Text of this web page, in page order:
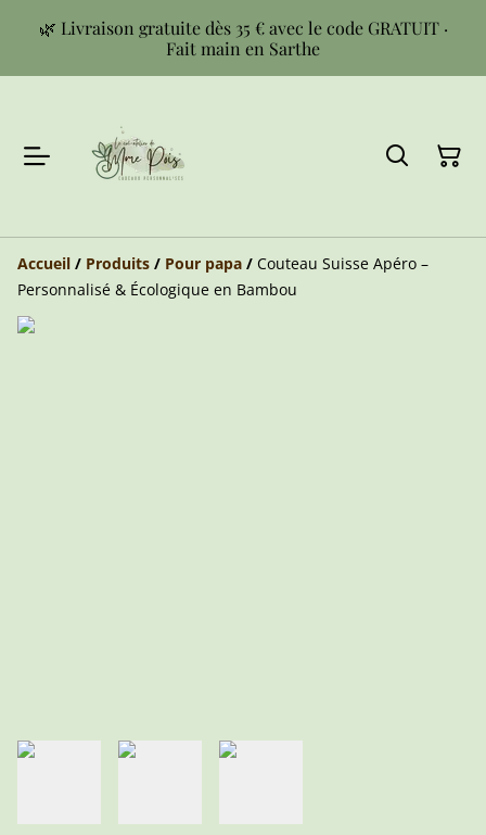
🌿 Livraison gratuite dès 35 € avec le code GRATUIT ·
Fait main en Sarthe
Accueil / Produits / Pour papa / Couteau Suisse Apéro –
Personnalisé & Écologique en Bambou